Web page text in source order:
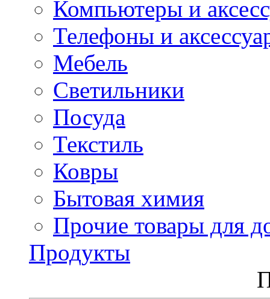
Компьютеры и
Телефоны и
Мебель
Светильники
Посуда
Текстиль
Ковры
Бытовая химия
Прочие товары для
Продукты